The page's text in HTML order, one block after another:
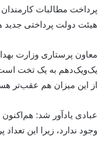
پرداخت مطالبات
هیئت دولت پرداختی
معاون پرستاری وزارت
یک‌ویک‌دهم به یک تخت است
از این میزان هم عقب‌تر
وجود ندارد، زیرا این